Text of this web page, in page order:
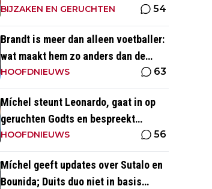
waren ook heel serieus'
BIJZAKEN EN GERUCHTEN 54
Brandt is meer dan alleen voetballer:
wat maakt hem zo anders dan de
'gemiddelde' voetballer?
HOOFDNIEUWS 63
Míchel steunt Leonardo, gaat in op
geruchten Godts en bespreekt
toekomst Baas bij Ajax
HOOFDNIEUWS 56
Míchel geeft updates over Sutalo en
Bounida; Duits duo niet in basis